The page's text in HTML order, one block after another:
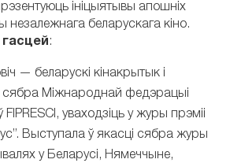
ініцыятывы апошніх
незалежнага беларускага кіно.
гасцей:
— беларускі кінакрытык і
сябра Міжнароднай федэрацыі
FIPRESCI, уваходзіць у журы прэміі
Выступала ў якасці сябра журы
у Беларусі, Нямеччыне,